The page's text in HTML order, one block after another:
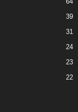
39
31
24
23
22